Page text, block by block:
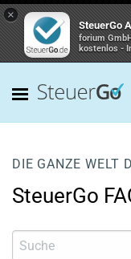
×
SteuerGo
forium
kostenlos -
DIE GANZE WELT
SteuerGo